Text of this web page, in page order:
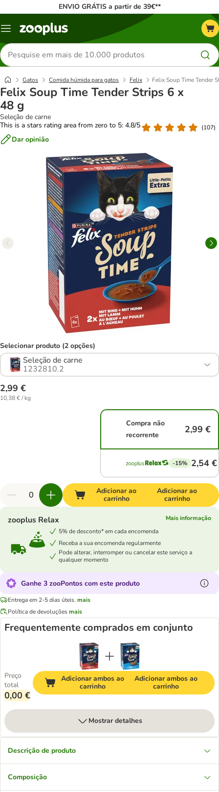
ENVIO GRÁTIS a partir de 39€**
Menu
Pesquisar
produtos
Gatos Comida húmida para gatos Felix Felix Soup Time Tender
Felix Soup Time Tender Strips 6 x
48 g
Seleção de carne
This is a stars rating area from zero to 5: 4.8/5
(107)
Dar opinião
Selecionar produto (2 opções)
Seleção de carne
1232810.2
2,99 €
10,38 € / kg
Compra não
recorrente
2,99 €
-15% 2,54 €
Adicionar ao
carrinho
Adicionar ao
carrinho
zooplus Relax
Mais informação
5% de desconto* em cada encomenda
Receba a sua encomenda regularmente
Pode alterar, interromper ou cancelar este serviço a
qualquer momento
Ganhe 3 zooPontos com este produto
Entrega em 2-5 dias úteis. mais
Política de devoluçõesmais
Frequentemente comprados em conjunto
Preço
total
0,00 €
Adicionar ambos ao
carrinho
Adicionar ambos ao
carrinho
Mostrar detalhes
Descrição de produto
Composição